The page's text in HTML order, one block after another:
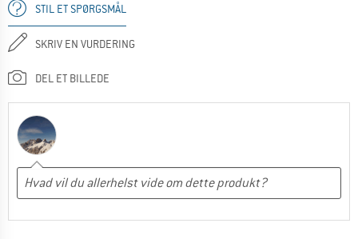
STIL ET SPØRGSMÅL
SKRIV EN VURDERING
DEL ET BILLEDE